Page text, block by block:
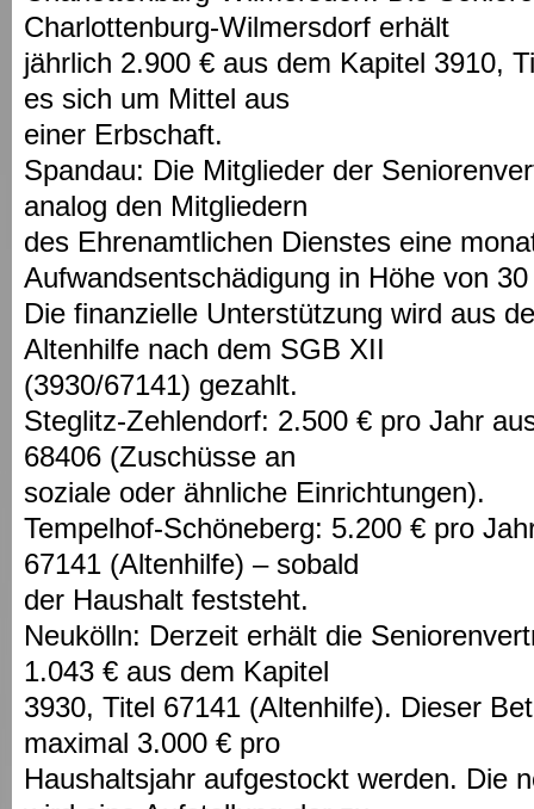
Charlottenburg-Wilmersdorf erhält
jährlich 2.900 € aus dem Kapitel 3910,
es sich um Mittel aus
einer Erbschaft.
Spandau: Die Mitglieder der
analog den Mitgliedern
des Ehrenamtlichen Dienstes eine
Aufwandsentschädigung in Höhe von
Die finanzielle Unterstützung wird aus
Altenhilfe nach dem SGB XII
(3930/67141) gezahlt.
Steglitz-Zehlendorf: 2.500 € pro Jahr
68406 (Zuschüsse an
soziale oder ähnliche Einrichtungen).
Tempelhof-Schöneberg: 5.200 € pro
67141 (Altenhilfe) – sobald
der Haushalt feststeht.
Neukölln: Derzeit erhält die
1.043 € aus dem Kapitel
3930, Titel 67141 (Altenhilfe). Dieser
maximal 3.000 € pro
Haushaltsjahr aufgestockt werden. Die